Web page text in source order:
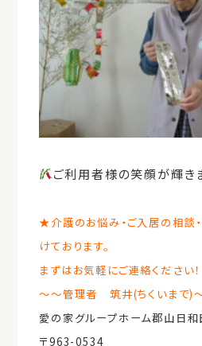
ご利用者様の笑顔が輝き
★介護のお悩み・ご入居の相談
けております。
まずはお気軽にご連絡ください！
～～管理者 筑井(ちくいまで)
愛の家グループホーム郡山日和
〒963-0534